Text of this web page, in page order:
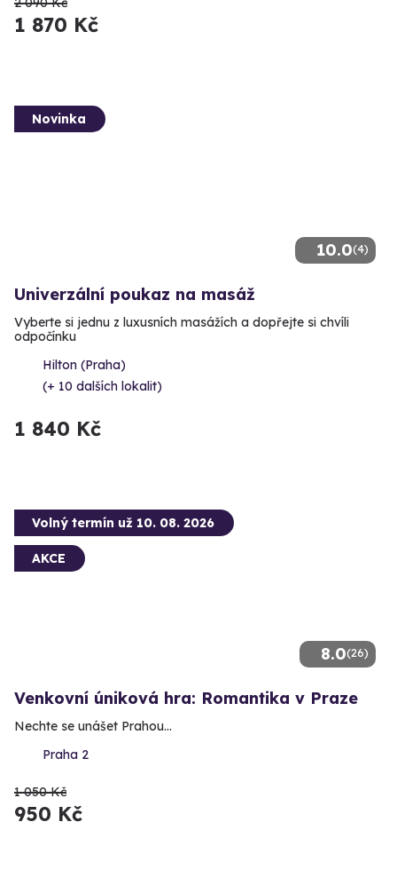
1 870 Kč
10.0(4)
Novinka
Univerzální poukaz na masáž
Vyberte si jednu z luxusních masážích a dopřejte si chvíli
odpočínku
Hilton (Praha)
(+ 10 dalších lokalit)
1 840 Kč
8.0(26)
Volný termín už 10. 08. 2026
AKCE
Venkovní úniková hra: Romantika v Praze
Nechte se unášet Prahou...
Praha 2
1 050 Kč
950 Kč